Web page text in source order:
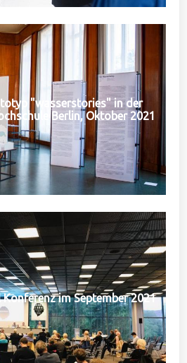
"wasserstories" in der
Berlin, Oktober 2021
im September 2021